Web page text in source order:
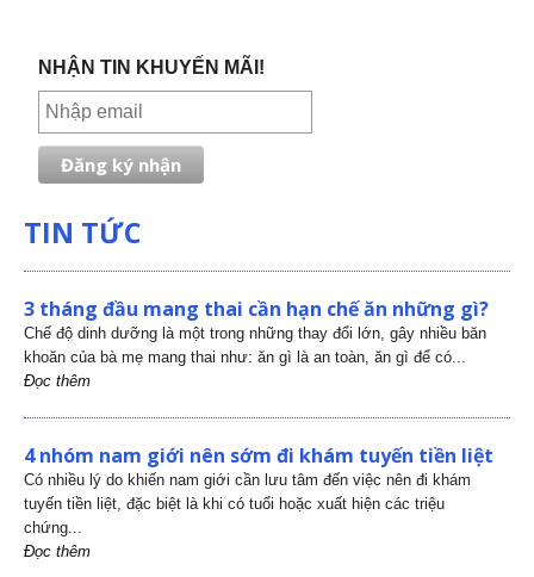
NHẬN TIN KHUYẾN MÃI!
TIN TỨC
3 tháng đầu mang thai cần hạn chế ăn những gì?
Chế độ dinh dưỡng là một trong những thay đổi lớn, gây nhiều băn
khoăn của bà mẹ mang thai như: ăn gì là an toàn, ăn gì để có...
Đọc thêm
4 nhóm nam giới nên sớm đi khám tuyến tiền liệt
Có nhiều lý do khiến nam giới cần lưu tâm đến việc nên đi khám
tuyến tiền liệt, đặc biệt là khi có tuổi hoặc xuất hiện các triệu
chứng...
Đọc thêm